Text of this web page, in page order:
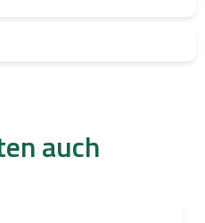
auch